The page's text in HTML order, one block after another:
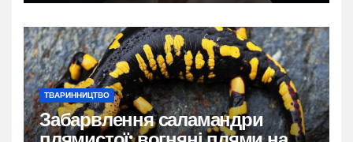
ТВАРИННИЦТВО
Забарвлення саламандри